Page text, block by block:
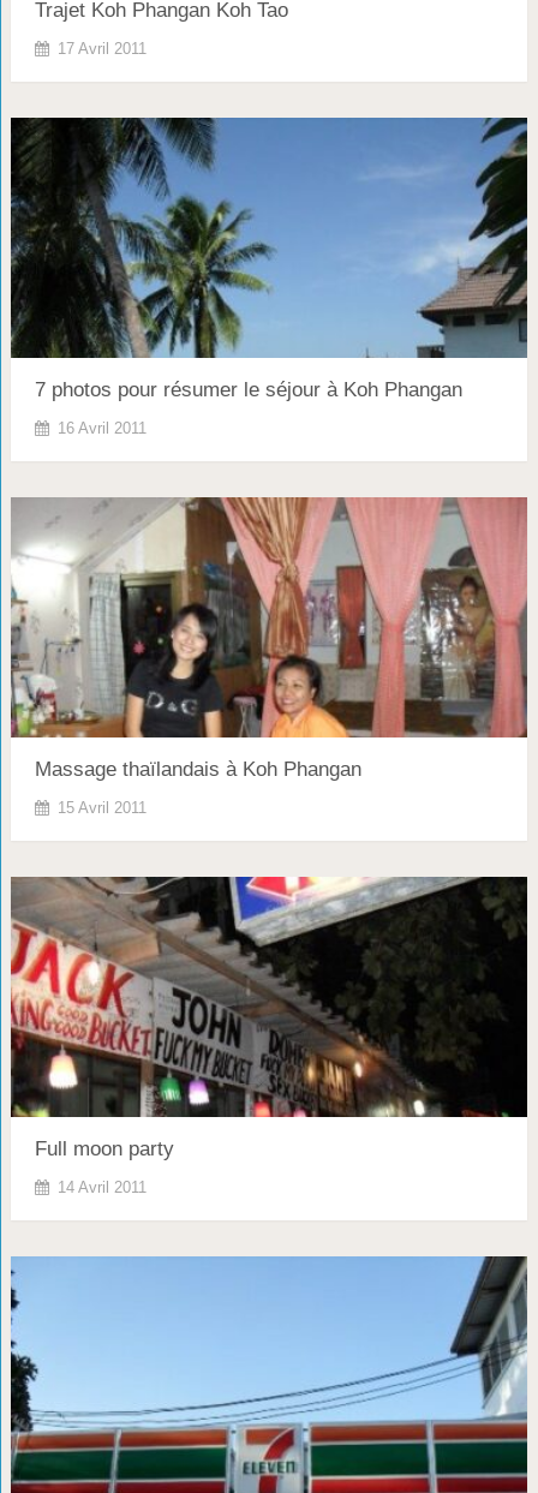
Trajet Koh Phangan Koh Tao
17 Avril 2011
7 photos pour résumer le séjour à Koh Phangan
16 Avril 2011
Massage thaïlandais à Koh Phangan
15 Avril 2011
Full moon party
14 Avril 2011